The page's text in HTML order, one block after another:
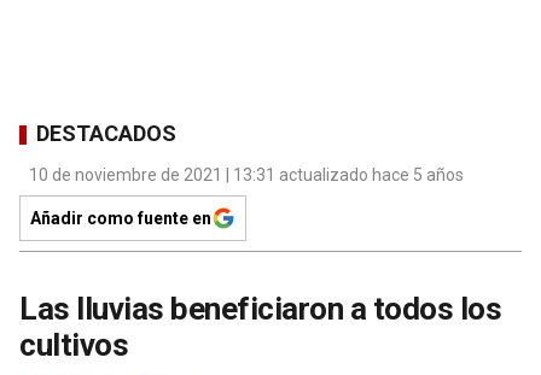
DESTACADOS
10 de noviembre de 2021 | 13:31 actualizado hace 5 años
Añadir como fuente en
Las lluvias beneficiaron a todos los
cultivos